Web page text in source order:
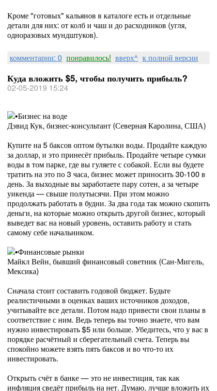
Кроме "готовых" кальянов в каталоге есть и отдельные
детали для них: от колб и чаш и до расходников (угля,
одноразовых мундштуков).
комментарии: 0 понравилось! вверх^ к полной версии
Куда вложить $5, чтобы получить прибыль?
02-05-2019 15:24
Бизнес на воде
Дэвид Кук, бизнес-консультант (Северная Каролина, США)
Купите на 5 баксов оптом бутылки воды. Продайте каждую
за доллар, и это принесёт прибыль. Продайте четыре сумки
воды в том парке, где вы гуляете с собакой. Если вы будете
тратить на это по 3 часа, бизнес может приносить 30-100 в
день. За выходные вы заработаете пару сотен, а за четыре
уикенда — свыше полутысячи. При этом можно
продолжать работать в будни. За два года так можно скопить
деньги, на которые можно открыть другой бизнес, который
выведет вас на новый уровень, оставить работу и стать
самому себе начальником.
Финансовые рынки
Майкл Вейн, бывший финансовый советник (Сан-Мигель,
Мексика)
Сначала стоит составить годовой бюджет. Будьте
реалистичными в оценках ваших источников доходов,
учитывайте все детали. Потом надо привести свои планы в
соответствие с ним. Ведь теперь вы точно знаете, что вам
нужно инвестировать $5 или больше. Убедитесь, что у вас в
порядке расчётный и сберегательный счета. Теперь вы
спокойно можете взять пять баксов и во что-то их
инвестировать.
Открыть счёт в банке — это не инвестиция, так как
инфляция сведёт прибыль на нет. Думаю, лучше вложить их